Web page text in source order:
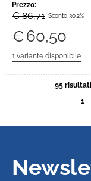
Prezzo:
€ 86,71 Sconto 30.2%
€60,50
95
1